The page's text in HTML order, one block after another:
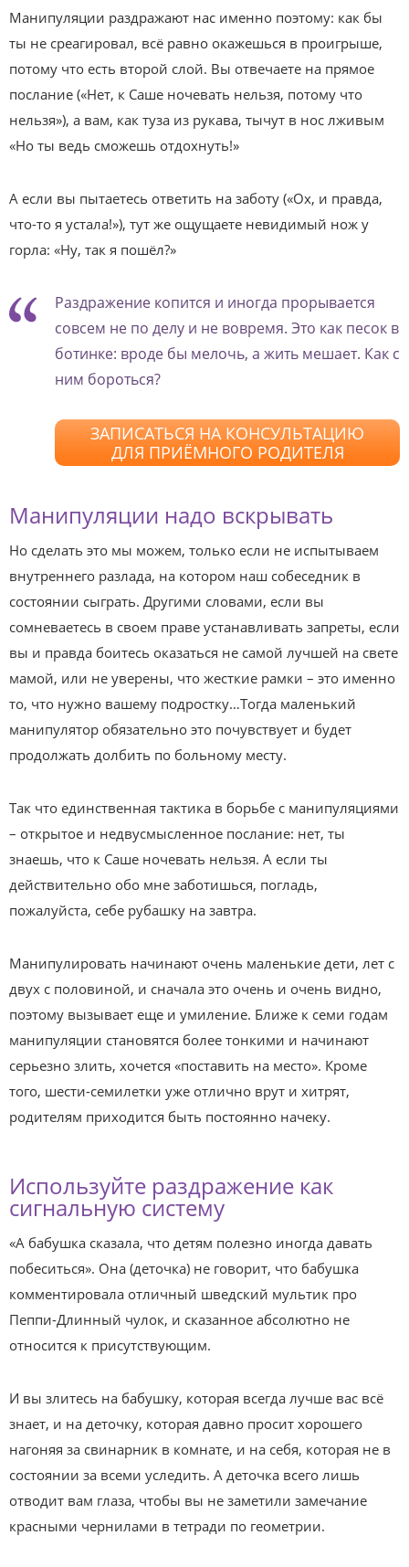
Манипуляции раздражают нас именно поэтому: как бы
ты не среагировал, всё равно окажешься в проигрыше,
потому что есть второй слой. Вы отвечаете на прямое
послание («Нет, к Саше ночевать нельзя, потому что
нельзя»), а вам, как туза из рукава, тычут в нос лживым
«Но ты ведь сможешь отдохнуть!»
А если вы пытаетесь ответить на заботу («Ох, и правда,
что-то я устала!»), тут же ощущаете невидимый нож у
горла: «Ну, так я пошёл?»
Раздражение копится и иногда прорывается
совсем не по делу и не вовремя. Это как песок в
ботинке: вроде бы мелочь, а жить мешает. Как с
ним бороться?
ЗАПИСАТЬСЯ НА КОНСУЛЬТАЦИЮ
ДЛЯ ПРИЁМНОГО РОДИТЕЛЯ
Манипуляции надо вскрывать
Но сделать это мы можем, только если не испытываем
внутреннего разлада, на котором наш собеседник в
состоянии сыграть. Другими словами, если вы
сомневаетесь в своем праве устанавливать запреты, если
вы и правда боитесь оказаться не самой лучшей на свете
мамой, или не уверены, что жесткие рамки – это именно
то, что нужно вашему подростку…Тогда маленький
манипулятор обязательно это почувствует и будет
продолжать долбить по больному месту.
Так что единственная тактика в борьбе с манипуляциями
– открытое и недвусмысленное послание: нет, ты
знаешь, что к Саше ночевать нельзя. А если ты
действительно обо мне заботишься, погладь,
пожалуйста, себе рубашку на завтра.
Манипулировать начинают очень маленькие дети, лет с
двух с половиной, и сначала это очень и очень видно,
поэтому вызывает еще и умиление. Ближе к семи годам
манипуляции становятся более тонкими и начинают
серьезно злить, хочется «поставить на место». Кроме
того, шести-семилетки уже отлично врут и хитрят,
родителям приходится быть постоянно начеку.
Используйте раздражение как
сигнальную систему
«А бабушка сказала, что детям полезно иногда давать
побеситься». Она (деточка) не говорит, что бабушка
комментировала отличный шведский мультик про
Пеппи-Длинный чулок, и сказанное абсолютно не
относится к присутствующим.
И вы злитесь на бабушку, которая всегда лучше вас всё
знает, и на деточку, которая давно просит хорошего
нагоняя за свинарник в комнате, и на себя, которая не в
состоянии за всеми уследить. А деточка всего лишь
отводит вам глаза, чтобы вы не заметили замечание
красными чернилами в тетради по геометрии.